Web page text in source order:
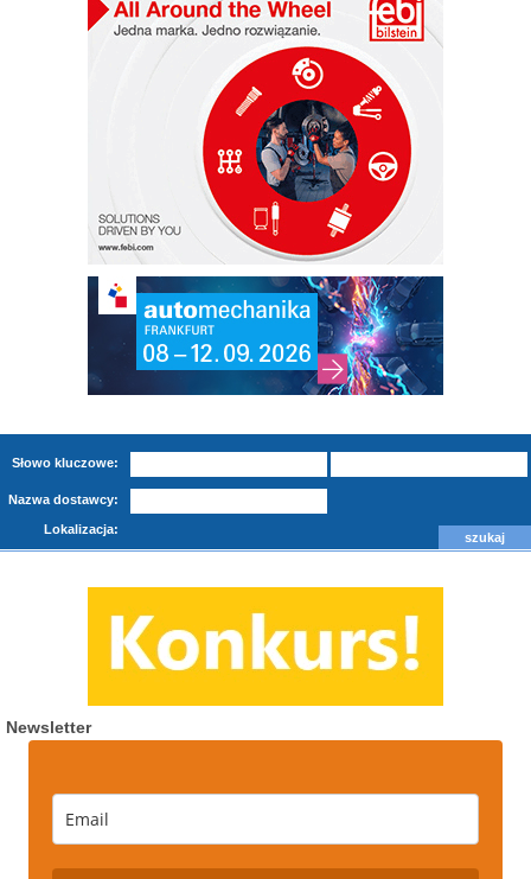
Słowo kluczowe:
Nazwa dostawcy:
Lokalizacja:
Newsletter